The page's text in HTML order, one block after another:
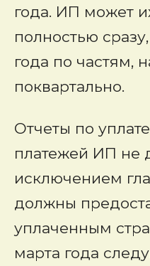
года. ИП может
полностью
года по частям,
поквартально.
Отчеты по
платежей ИП не
исключением
должны
уплаченным
марта года